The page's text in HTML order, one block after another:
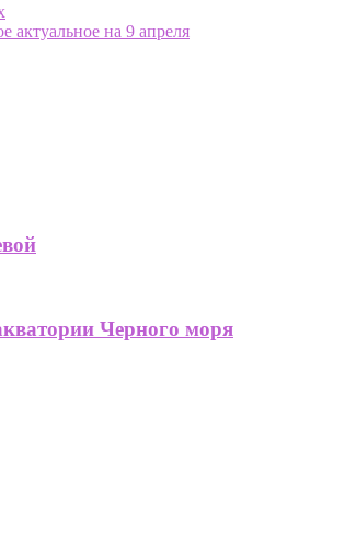
актуальное на 9 апреля
Черного моря